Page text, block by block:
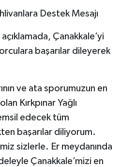
Destek Mesajı
Çanakkale’yi
başarılar dileyerek
ve ata sporumuzun en
Kırkpınar Yağlı
edecek tüm
başarılar diliyorum.
sizlerle. Er meydanında
Çanakkale’mizi en